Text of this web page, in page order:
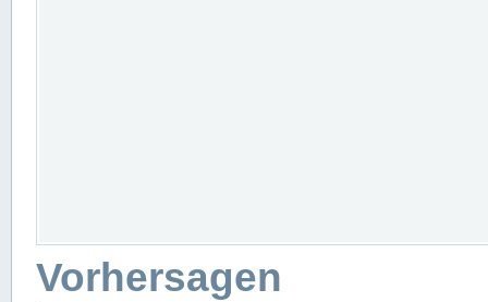
Vorhersagen